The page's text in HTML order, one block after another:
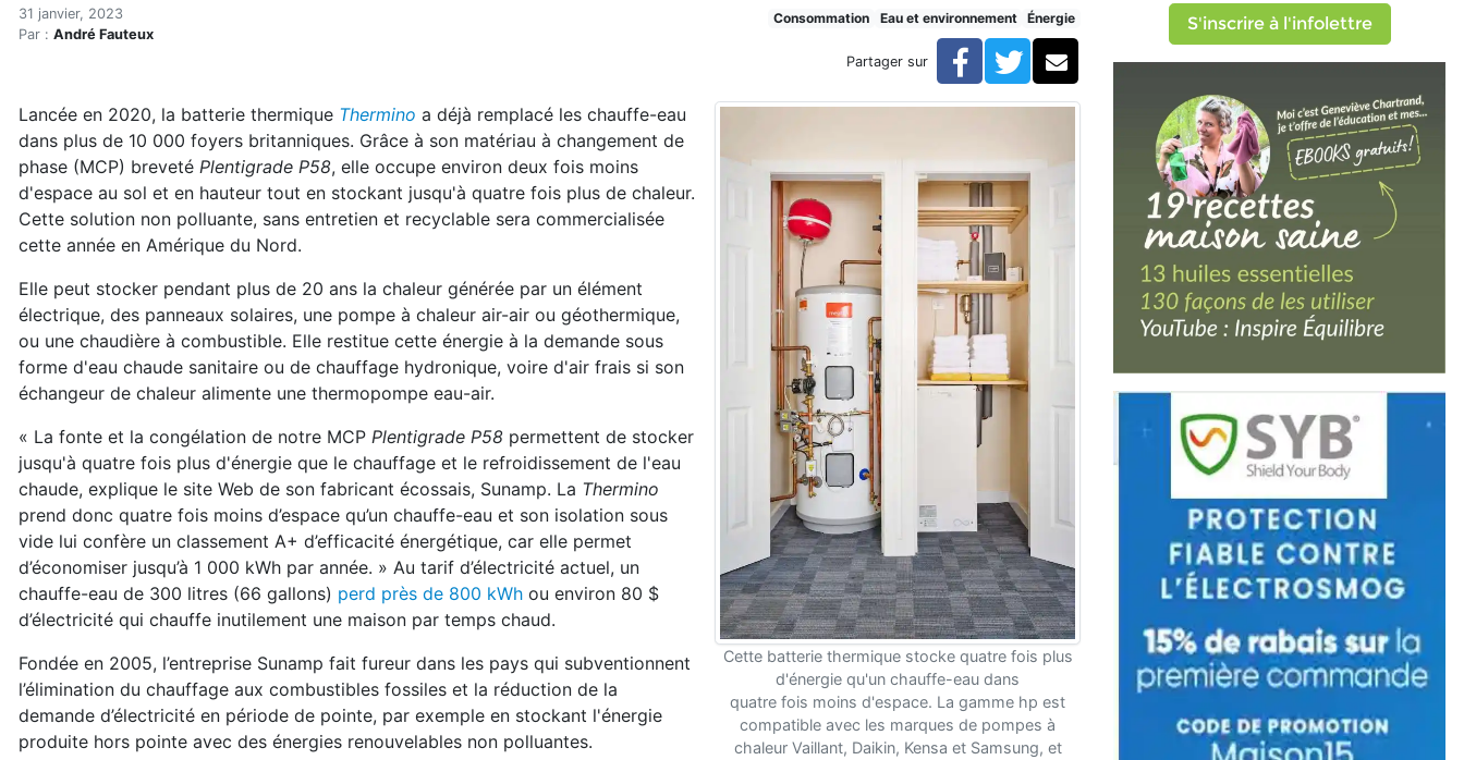
Accueil
Articles
Un chauffe-eau instantané révolutionnaire
Un chauffe-eau instantané révolutionnaire
31 janvier, 2023
Par : André Fauteux
Consommation Eau et environnement Énergie
Partager sur Facebook
TwitterCourriel
Cette batterie thermique stocke quatre fois plus
d'énergie qu'un chauffe-eau dans
quatre fois moins d'espace. La gamme hp est
compatible avec les marques de pompes à
chaleur Vaillant, Daikin, Kensa et Samsung, et
Lancée en 2020, la batterie thermique Thermino a déjà remplacé les chauffe-eau
dans plus de 10 000 foyers britanniques. Grâce à son matériau à changement de
phase (MCP) breveté Plentigrade P58, elle occupe environ deux fois moins
d'espace au sol et en hauteur tout en stockant jusqu'à quatre fois plus de chaleur.
Cette solution non polluante, sans entretien et recyclable sera commercialisée
cette année en Amérique du Nord.
Elle peut stocker pendant plus de 20 ans la chaleur générée par un élément
électrique, des panneaux solaires, une pompe à chaleur air-air ou géothermique,
ou une chaudière à combustible. Elle restitue cette énergie à la demande sous
forme d'eau chaude sanitaire ou de chauffage hydronique, voire d'air frais si son
échangeur de chaleur alimente une thermopompe eau-air.
« La fonte et la congélation de notre MCP Plentigrade P58 permettent de stocker
jusqu'à quatre fois plus d'énergie que le chauffage et le refroidissement de l'eau
chaude, explique le site Web de son fabricant écossais, Sunamp. La Thermino
prend donc quatre fois moins d’espace qu’un chauffe-eau et son isolation sous
vide lui confère un classement A+ d’efficacité énergétique, car elle permet
d’économiser jusqu’à 1 000 kWh par année. » Au tarif d’électricité actuel, un
chauffe-eau de 300 litres (66 gallons) perd près de 800 kWh ou environ 80 $
d’électricité qui chauffe inutilement une maison par temps chaud.
Fondée en 2005, l’entreprise Sunamp fait fureur dans les pays qui subventionnent
l’élimination du chauffage aux combustibles fossiles et la réduction de la
demande d’électricité en période de pointe, par exemple en stockant l'énergie
produite hors pointe avec des énergies renouvelables non polluantes.
S'inscrire à l'infolettre